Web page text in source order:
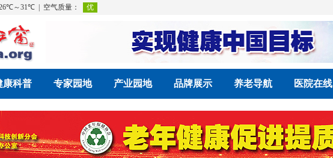
康科普 专家园地 产业园地 品牌展示 养老导航 医院在线